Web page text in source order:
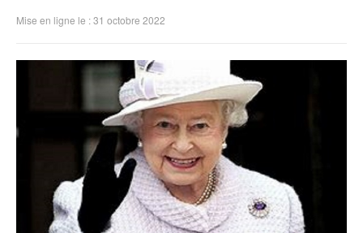
Mise en ligne le : 31 octobre 2022